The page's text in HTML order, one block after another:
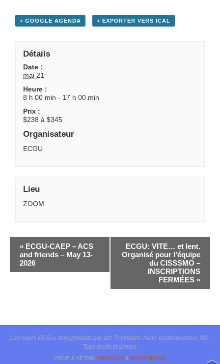
+ GOOGLE AGENDA + EXPORTER VERS ICAL
Détails
Date :
mai 21
Heure :
8 h 00 min - 17 h 00 min
Prix :
$238 à $345
Organisateur
ECGU
Lieu
ZOOM
Évènement
« ECGU-CAEP – ACS
and friends – May 13-
2026
ECGU: VITE… et lent.
Organisé pour l’équipe
du CISSSMO –
INSCRIPTIONS
FERMÉES »
Les cours ECG-u sont produits par Δπ. Président: Alain Vadeboncoeur MD.
Tous droits réservés.
PROPULSÉ PAR PARABOLA& WORDPRESS.